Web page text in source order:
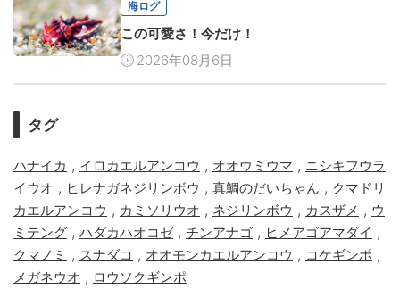
海ログ
この可愛さ！今だけ！
2026年08月6日
タグ
ハナイカ , イロカエルアンコウ , オオウミウマ , ニシキフウラ
イウオ , ヒレナガネジリンボウ , 真鯛のだいちゃん , クマドリ
カエルアンコウ , カミソリウオ , ネジリンボウ , カスザメ , ウ
ミテング , ハダカハオコゼ, チンアナゴ , ヒメアゴアマダイ ,
クマノミ , スナダコ , オオモンカエルアンコウ , コケギンポ ,
メガネウオ , ロウソクギンポ